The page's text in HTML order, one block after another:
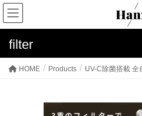
filter
HOME Products UV-C除菌搭載 全